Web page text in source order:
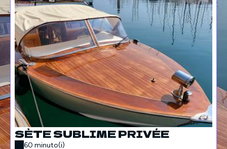
SÈTE SUBLIME PRIVÉE
60 minuto(i)